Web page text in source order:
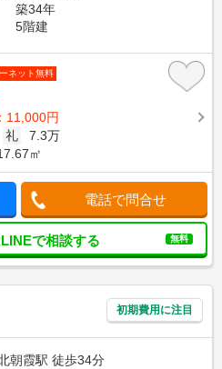
築34年
5階建
ネット無料
11,000円
礼
7.3万
㎡
電話で問合せ
で相談する 無料
初期費用に注目
朝霞駅 徒歩34分